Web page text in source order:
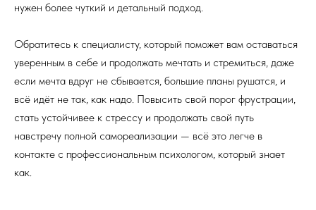
нужен более чуткий и детальный подход.
Обратитесь к специалисту, который поможет вам оставаться
уверенным в себе и продолжать мечтать и стремиться, даже
если мечта вдруг не сбывается, большие планы рушатся, и
всё идёт не так, как надо. Повысить свой порог фрустрации,
стать устойчивее к стрессу и продолжать свой путь
навстречу полной самореализации — всё это легче в
контакте с профессиональным психологом, который знает
как.